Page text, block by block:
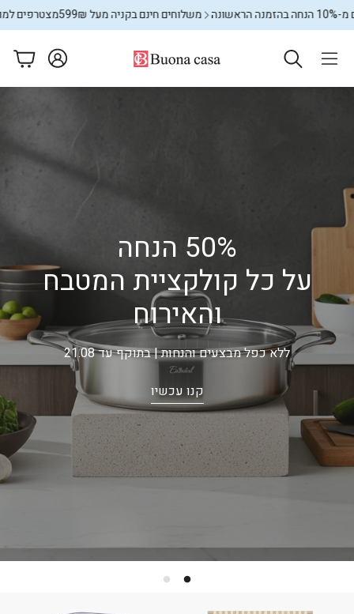
משלוחים חינם בקניה מעל 599₪ מצטרפים למועדון ונהנים מ-10% הנחה בהזמנה הראשונה
50% הנחה
על כל קולקציית המטבח
והאירוח
ללא כפל מבצעים והנחות | בתוקף עד 21.08
קנו עכשיו